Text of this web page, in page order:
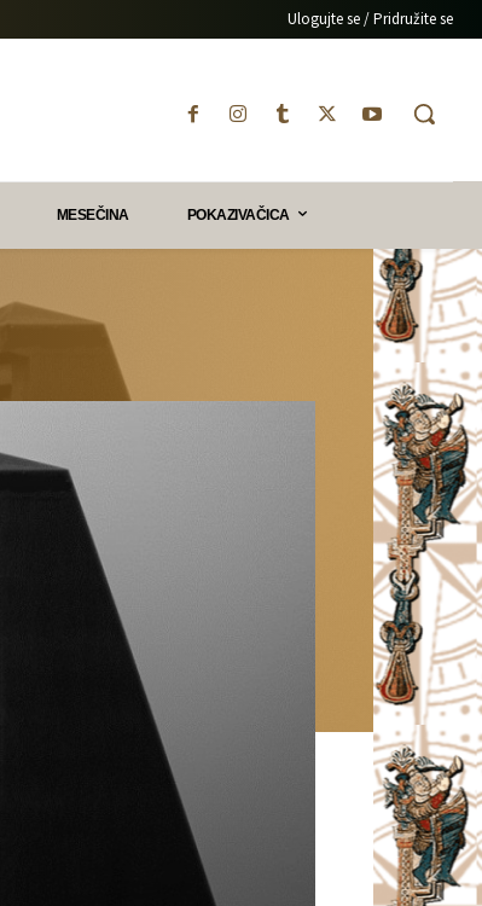
Ulogujte se / Pridružite se
MESEČINA POKAZIVAČICA